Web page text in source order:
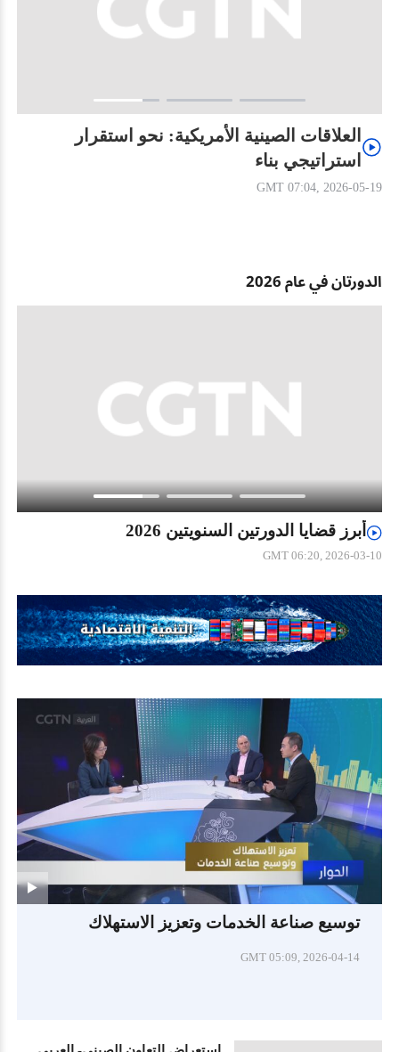
العلاقات الصينية الأمريكية: نحو استقرار
استراتيجي بناء
GMT 07:04, 2026-05-19
الدورتان في عام 2026
أبرز قضايا الدورتين السنويتين 2026
GMT 06:20, 2026-03-10
توسيع صناعة الخدمات وتعزيز الاستهلاك
GMT 05:09, 2026-04-14